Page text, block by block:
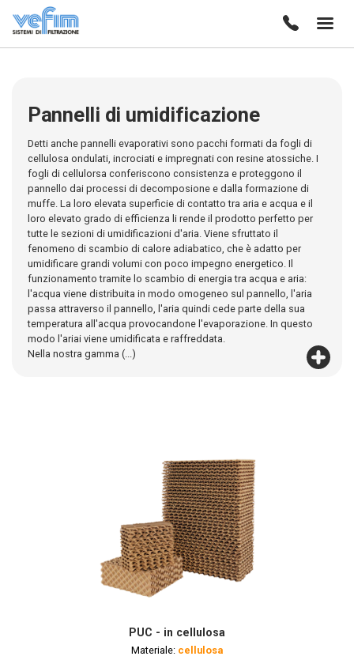
Pannelli di umidificazione
Detti anche pannelli evaporativi sono pacchi formati da fogli di
cellulosa ondulati, incrociati e impregnati con resine atossiche. I
fogli di cellulorsa conferiscono consistenza e proteggono il
pannello dai processi di decomposione e dalla formazione di
muffe. La loro elevata superficie di contatto tra aria e acqua e il
loro elevato grado di efficienza li rende il prodotto perfetto per
tutte le sezioni di umidificazioni d'aria. Viene sfruttato il
fenomeno di scambio di calore adiabatico, che è adatto per
umidificare grandi volumi con poco impegno energetico. Il
funzionamento tramite lo scambio di energia tra acqua e aria:
l'acqua viene distribuita in modo omogeneo sul pannello, l'aria
passa attraverso il pannello, l'aria quindi cede parte della sua
temperatura all'acqua provocandone l'evaporazione. In questo
modo l'ariai viene umidificata e raffreddata.
Nella nostra gamma (...)
PUC - in cellulosa
Materiale: cellulosa